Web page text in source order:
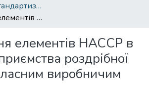
ОПП "Якість, стандартизація та сертифікація"
Розроблення елементів НАССР в умовах підприємства роздрібної торгівлі з власним виробничим циклом
елементів НАССР в
роздрібної
виробничим